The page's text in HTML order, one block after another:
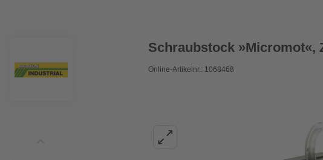
Schraubstock »Micromot«,
Online-Artikelnr.: 1068468